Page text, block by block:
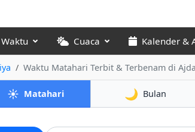
Cuaca Kalender &
Waktu Matahari Terbit & Terbenam di
☀️ Matahari 🌙 Bulan